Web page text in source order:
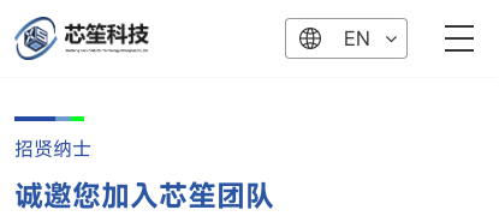
EN
招贤纳士
诚邀您加入芯笙团队